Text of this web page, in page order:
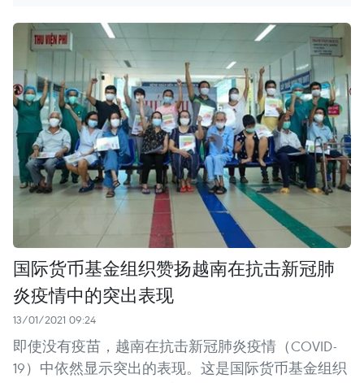
国际货币基金组织赞扬越南在抗击新冠肺
炎疫情中的突出表现
13/01/2021 09:24
即使没有疫苗，越南在抗击新冠肺炎疫情（COVID-
19）中依然显示突出的表现。这是国际货币基金组织